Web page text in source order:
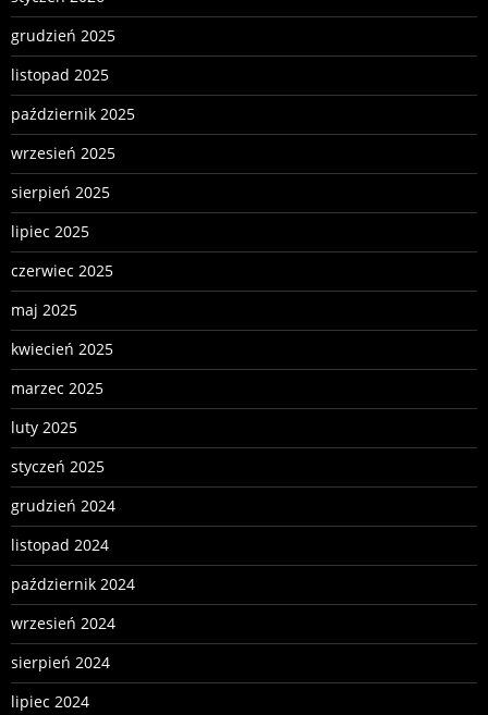
grudzień 2025
listopad 2025
październik 2025
wrzesień 2025
sierpień 2025
lipiec 2025
czerwiec 2025
maj 2025
kwiecień 2025
marzec 2025
luty 2025
styczeń 2025
grudzień 2024
listopad 2024
październik 2024
wrzesień 2024
sierpień 2024
lipiec 2024